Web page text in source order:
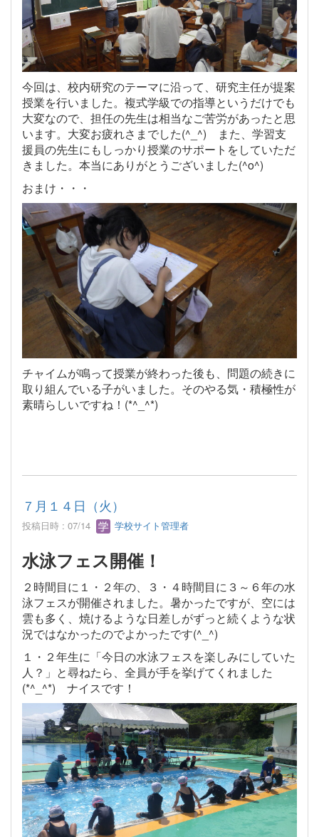
今回は、校内研究のテーマに沿って、研究主任が提案
授業を行いました。複式学級での指導というだけでも
大変なので、担任の先生は相当なご苦労があったと思
います。大変お疲れさまでした(^_^) また、学習支
援員の先生にもしっかり授業のサポートをしていただ
きました。本当にありがとうございました(^o^)
おまけ・・・
チャイムが鳴って授業が終わった後も、問題の続きに
取り組んでいる子がいました。そのやる気・積極性が
素晴らしいですね！(*^_^*)
７月１４日（火）
投稿日時 : 07/14 学校サイト管理者
水泳フェス開催！
２時間目に１・２年の、３・４時間目に３～６年の水
泳フェスが開催されました。暑かったですが、空には
雲も多く、焼けるような日差しがずっと続くような状
況ではなかったのでよかったです(^_^)
１・２年生に「今日の水泳フェスを楽しみにしていた
人？」と尋ねたら、全員が手を挙げてくれました
(*^_^*) ナイスです！